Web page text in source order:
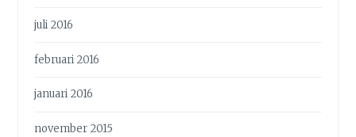
juli 2016
februari 2016
januari 2016
november 2015